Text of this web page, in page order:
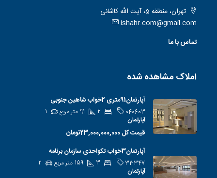
تهران، منطقه 5، آیت الله کاشانی
ishahr.com@gmail.com
تماس با ما
املاک مشاهده شده
آپارتمان91متری 2خواب شاهین جنوبی
040603
2
91 متر مربع
1
آپارتمان
قیمت کل
آپارتمان3خواب تکواحدی سازمان برنامه
33347
3
159 متر مربع
2
آپارتمان